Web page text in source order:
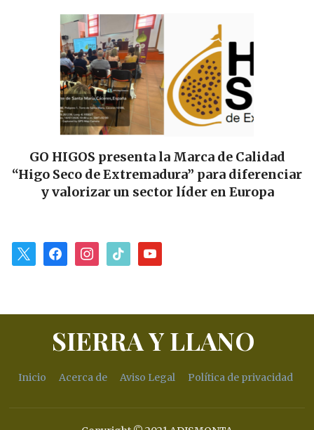
presenta la Marca de Calidad
de Extremadura” para diferenciar
un sector líder en Europa
Las
alianza
facebookinstagram
tiktok youtube
SIERRA Y LLANO
Inicio Acerca de Aviso Legal Política de privacidad